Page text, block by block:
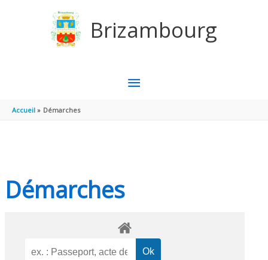
Brizambourg
MENU
Accueil Démarches
Démarches